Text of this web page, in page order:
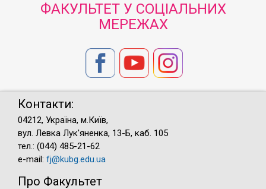
ФАКУЛЬТЕТ У СОЦІАЛЬНИХ
МЕРЕЖАХ
Контакти:
04212, Україна, м.Київ,
вул. Левка Лук'яненка, 13-Б, каб. 105
тел.: (044) 485-21-62
e-mail: fj@kubg.edu.ua
Про Факультет